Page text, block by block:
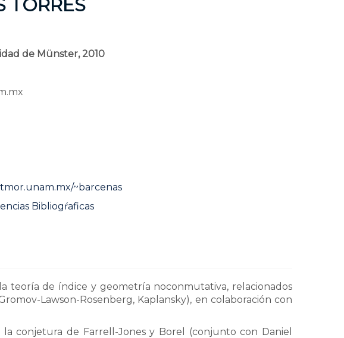
TORRES
de Münster, 2010
~barcenas
Bibliogŕaficas
teoría de índice y geometría noconmutativa, relacionados
Lawson-Rosenberg, Kaplansky), en colaboración con
conjetura de Farrell-Jones y Borel (conjunto con Daniel